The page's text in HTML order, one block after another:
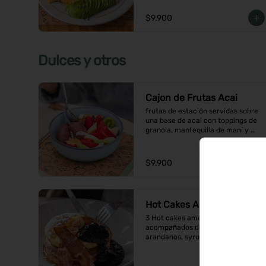
$9.900
Dulces y otros
Cajon de Frutas Acai
frutas de estación servidas sobre
una base de acai con toppings de
granola, mantequilla de maní y
coco en hojuelas
$9.900
Hot Cakes Americanos
3 Hot cakes americanos
acompañados de una compota de
arandanos, syrup, mantequilla y